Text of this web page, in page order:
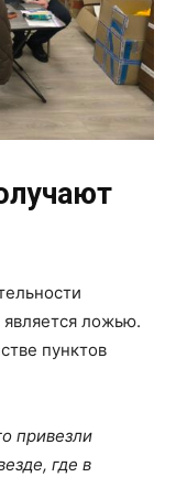
является ложью.
пунктов
привезли
где в